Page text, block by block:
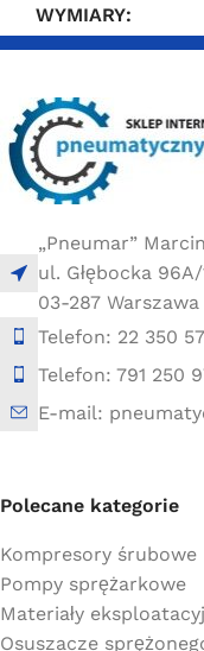
WYMIARY
„Pneumar”
ul. Głębocka 96A/
03-287 Warszawa
Telefon: 22 350
Telefon: 791 250
E-mail:
Polecane kategorie
Kompresory śrubowe
Pompy sprężarkowe
Materiały
Osuszacze